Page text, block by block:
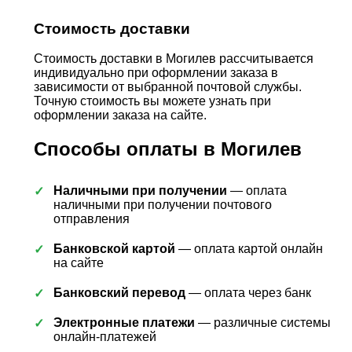
Стоимость доставки
Стоимость доставки в Могилев рассчитывается
индивидуально при оформлении заказа в
зависимости от выбранной почтовой службы.
Точную стоимость вы можете узнать при
оформлении заказа на сайте.
Способы оплаты в Могилев
Наличными при получении — оплата
наличными при получении почтового
отправления
Банковской картой — оплата картой онлайн
на сайте
Банковский перевод — оплата через банк
Электронные платежи — различные системы
онлайн-платежей